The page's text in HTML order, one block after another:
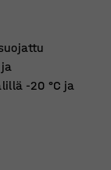
-20 °C ja